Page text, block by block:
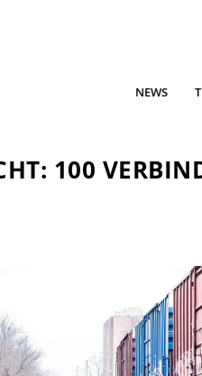
NEWS
100